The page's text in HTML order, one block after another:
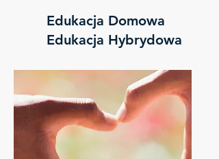
Edukacja Domowa
Edukacja Hybrydowa